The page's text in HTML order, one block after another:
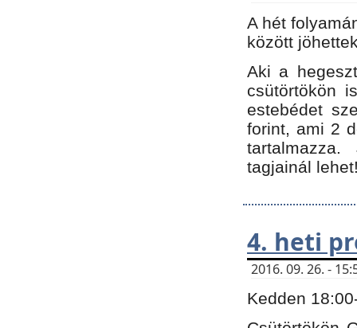
A hét
között
Aki a
csütörtökön
estebédet
forint, ami 2
tartalmazza.
tagjainál
4. heti
2016. 09. 26. -
Kedden